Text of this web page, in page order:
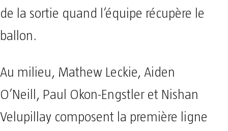
de la sortie quand l’équipe récupère le
ballon.
Au milieu, Mathew Leckie, Aiden
O’Neill, Paul Okon-Engstler et Nishan
Velupillay composent la première ligne